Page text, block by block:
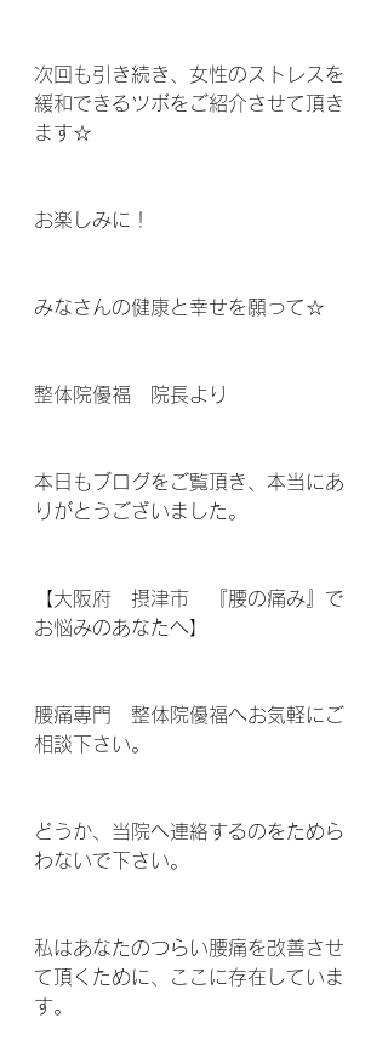
次回も引き続き、女性のストレスを
緩和できるツボをご紹介させて頂き
ます☆
お楽しみに！
みなさんの健康と幸せを願って☆
整体院優福　院長より
本日もブログをご覧頂き、本当にあ
りがとうございました。
【大阪府　摂津市　『腰の痛み』で
お悩みのあなたへ】
腰痛専門　整体院優福へお気軽にご
相談下さい。
どうか、当院へ連絡するのをためら
わないで下さい。
私はあなたのつらい腰痛を改善させ
て頂くために、ここに存在していま
す。